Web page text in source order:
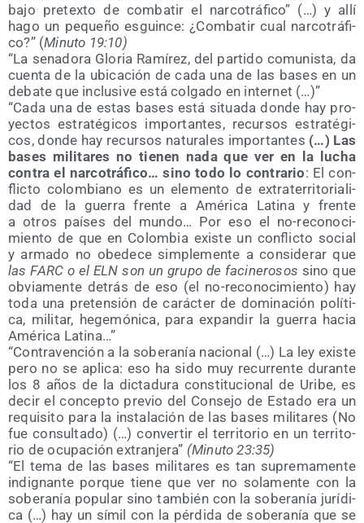
bajo pre­tex­to de com­ba­tir el nar­co­trá­fi­co” (…) y allí
hago un peque­ño esguin­ce: ¿Com­ba­tir cual nar­co­trá­fi­
co?” (Minu­to 19:10)
“La sena­do­ra Glo­ria Ramí­rez, del par­ti­do comu­nis­ta, da
cuen­ta de la ubi­ca­ción de cada una de las bases en un
deba­te que inclu­si­ve está col­ga­do en internet (…)”
“Cada una de estas bases está situa­da don­de hay pro­
yec­tos estra­té­gi­cos impor­tan­tes, recur­sos estra­té­gi­
cos, don­de hay recur­sos natu­ra­les impor­tan­tes (…) Las
bases mili­ta­res no tie­nen nada que ver en la lucha
con­tra el nar­co­trá­fi­co… sino todo lo con­tra­rio: El con­
flic­to colom­biano es un ele­men­to de extra­te­rri­to­ria­li­
dad de la gue­rra fren­te a Amé­ri­ca Lati­na y fren­te
a otros paí­ses del mun­do… Por eso el no-reco­no­ci­
mien­to de que en Colom­bia exis­te un con­flic­to social
y arma­do no obe­de­ce sim­ple­men­te a con­si­de­rar que
las FARC o el ELN son un gru­po de faci­ne­ro­sos sino que
obvia­men­te detrás de eso (el no-reco­no­ci­mien­to) hay
toda una pre­ten­sión de carác­ter de domi­na­ción polí­ti­
ca, mili­tar, hege­mó­ni­ca, para expan­dir la gue­rra hacia
Amé­ri­ca Latina…”
“Con­tra­ven­ción a la sobe­ra­nía nacio­nal (…) La ley exis­te
pero no se apli­ca: eso ha sido muy recu­rren­te duran­te
los 8 años de la dic­ta­du­ra cons­ti­tu­cio­nal de Uri­be, es
decir el con­cep­to pre­vio del Con­se­jo de Esta­do era un
requi­si­to para la ins­ta­la­ción de las bases mili­ta­res (No
fue con­sul­ta­do) (…) con­ver­tir el terri­to­rio en un terri­to­
rio de ocu­pa­ción extran­je­ra” (Minu­to 23:35)
“El tema de las bases mili­ta­res es tan supre­ma­men­te
indig­nan­te por­que tie­ne que ver no sola­men­te con la
sobe­ra­nía popu­lar sino tam­bién con la sobe­ra­nía jurí­di­
ca (…) hay un símil con la pér­di­da de sobe­ra­nía que se